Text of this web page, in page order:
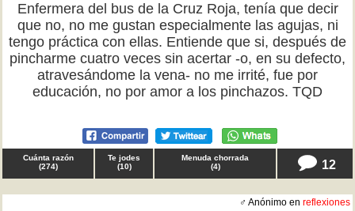
Enfermera del bus de la Cruz Roja, tenía que decir
que no, no me gustan especialmente las agujas, ni
tengo práctica con ellas. Entiende que si, después de
pincharme cuatro veces sin acertar -o, en su defecto,
atravesándome la vena- no me irrité, fue por
educación, no por amor a los pinchazos. TQD
Cuánta razón
(274)
Te jodes
(10)
Menuda chorrada
(4) 12
♂ Anónimo en reflexiones